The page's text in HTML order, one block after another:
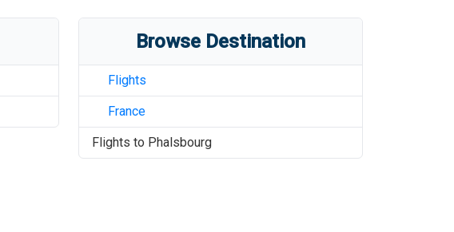
Browse Destination
Flights
France
Flights to Phalsbourg